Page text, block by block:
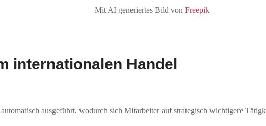
Mit AI generiertes Bild von Freepik
internationalen Handel
ausgeführt, wodurch sich Mitarbeiter auf strategisch wichtigere